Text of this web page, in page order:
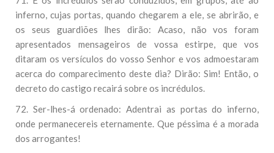
inferno, cujas portas, quando chegarem a ele, se abrirão, e
os seus guardiões lhes dirão: Acaso, não vos foram
apresentados mensageiros de vossa estirpe, que vos
ditaram os versículos do vosso Senhor e vos admoestaram
acerca do comparecimento deste dia? Dirão: Sim! Então, o
decreto do castigo recairá sobre os incrédulos.
72. Ser-lhes-á ordenado: Adentrai as portas do inferno,
onde permanecereis eternamente. Que péssima é a morada
dos arrogantes!